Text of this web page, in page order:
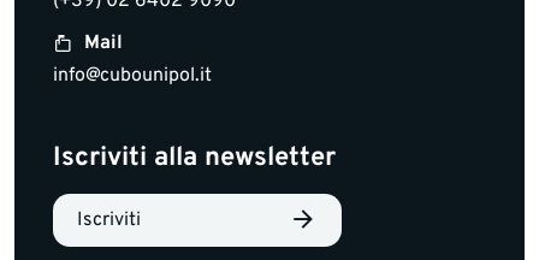
Mail
info@cubounipol.it
Iscriviti alla newsletter
Iscriviti